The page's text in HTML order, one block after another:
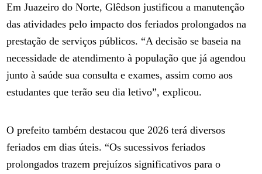
Em Juazeiro do Norte, Glêdson justificou a manutenção
das atividades pelo impacto dos feriados prolongados na
prestação de serviços públicos. “A decisão se baseia na
necessidade de atendimento à população que já agendou
junto à saúde sua consulta e exames, assim como aos
estudantes que terão seu dia letivo”, explicou.
O prefeito também destacou que 2026 terá diversos
feriados em dias úteis. “Os sucessivos feriados
prolongados trazem prejuízos significativos para o